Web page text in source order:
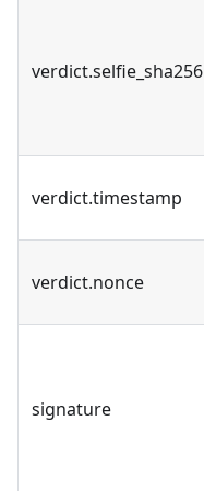
verdict.selfie_sha256
verdict.timestamp
verdict.nonce
signature